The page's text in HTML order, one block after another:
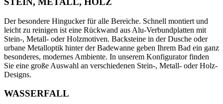
Der besondere Hingucker für alle Bereiche. Schnell montiert und
leicht zu reinigen ist eine Rückwand aus Alu-Verbundplatten mit
Stein-, Metall- oder Holzmotiven. Backsteine in der Dusche oder
urbane Metalloptik hinter der Badewanne geben Ihrem Bad ein ganz
besonderes, modernes Ambiente. In unserem Konfigurator finden
Sie eine große Auswahl an verschiedenen Stein-, Metall- oder Holz-
Designs.
WASSERFALL